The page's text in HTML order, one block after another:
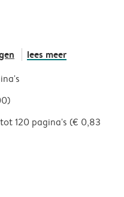
lees meer
120 pagina's (€ 0,83